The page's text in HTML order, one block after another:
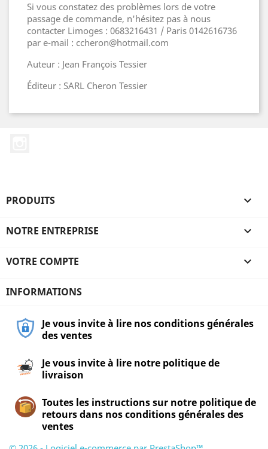
Si vous constatez des problèmes lors de votre
passage de commande, n'hésitez pas à nous
contacter Limoges : 0683216431 / Paris 0142616736
par e-mail : ccheron@hotmail.com
Auteur : Jean François Tessier
Éditeur : SARL Cheron Tessier
PRODUITS 
NOTRE ENTREPRISE 
VOTRE COMPTE 
INFORMATIONS
Je vous invite à lire nos conditions générales
des ventes
Je vous invite à lire notre politique de
livraison
Toutes les instructions sur notre politique de
retours dans nos conditions générales des
ventes